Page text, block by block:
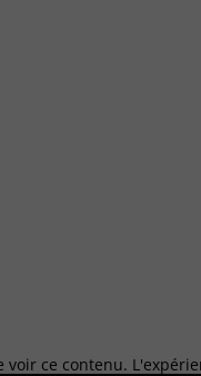
ce contenu.